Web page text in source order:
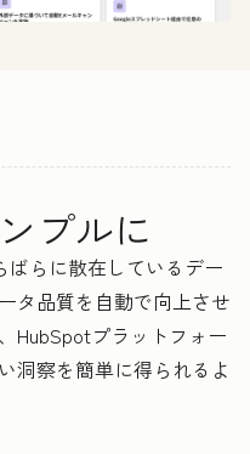
プルに
ばらに散在しているデー
タ品質を自動で向上させ
HubSpotプラットフォー
洞察を簡単に得られるよ